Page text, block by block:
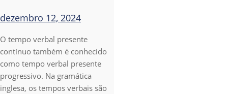
dezembro 12, 2024
O tempo verbal presente
contínuo também é conhecido
como tempo verbal presente
progressivo. Na gramática
inglesa, os tempos verbais são